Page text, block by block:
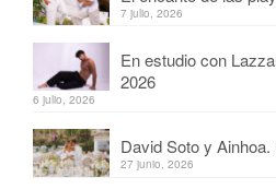
7 julio, 2026
En estudio con
2026
6 julio, 2026
David Soto y
27 junio, 2026